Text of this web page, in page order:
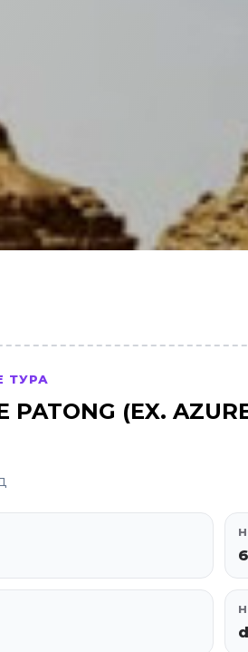
ТУРА
PATONG (EX.
6